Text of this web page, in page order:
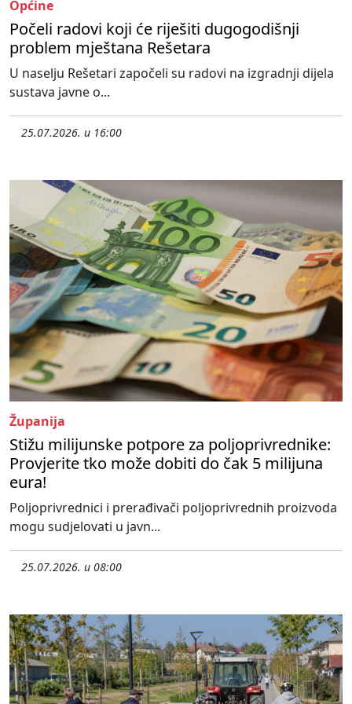
Općine
Počeli radovi koji će riješiti dugogodišnji
problem mještana Rešetara
U naselju Rešetari započeli su radovi na izgradnji dijela
sustava javne o...
25.07.2026. u 16:00
Županija
Stižu milijunske potpore za poljoprivrednike:
Provjerite tko može dobiti do čak 5 milijuna
eura!
Poljoprivrednici i prerađivači poljoprivrednih proizvoda
mogu sudjelovati u javn...
25.07.2026. u 08:00